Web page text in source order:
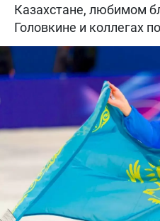
Казахстане, любимом
Головкине и коллегах